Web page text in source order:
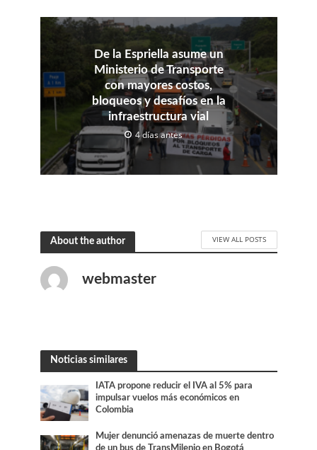
De la Espriella asume un
Ministerio de Transporte
con mayores costos,
bloqueos y desafíos en la
infraestructura vial
4 días antes
About the author VIEW ALL POSTS
webmaster
Noticias similares
IATA propone reducir el IVA al 5% para
impulsar vuelos más económicos en
Colombia
Mujer denunció amenazas de muerte dentro
de un bus de TransMilenio en Bogotá